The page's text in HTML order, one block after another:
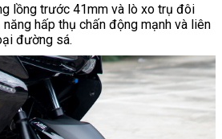
lồng trước 41mm và lò xo trụ đôi
hấp thụ chấn động mạnh và liên
đường sá.